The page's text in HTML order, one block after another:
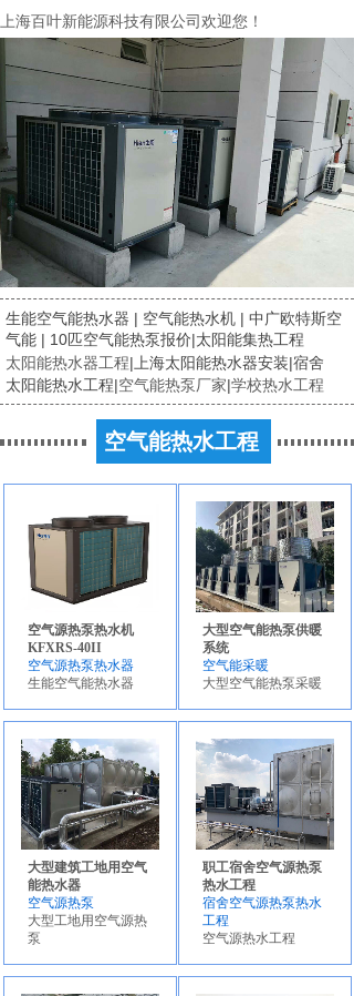
上海百叶新能源科技有限公司欢迎您！
生能空气能热水器 | 空气能热水机 | 中广欧特斯空
气能 | 10匹空气能热泵报价|太阳能集热工程
太阳能热水器工程| 上海太阳能热水器安装|宿舍
太阳能热水工程|空气能热泵厂家|学校热水工程
空气能热水工程
空气能
热水器
空气源热泵热水机
KFXRS-40II
空气源热泵热水器
生能空气能热水器
大型空气能热泵供暖
系统
空气能采暖
大型空气能热泵采暖
大型建筑工地用空气
能热水器
空气源热泵
大型工地用空气源热
泵
职工宿舍空气源热泵
热水工程
宿舍空气源热泵热水
工程
空气源热水工程
空气能热水器—第四代节能